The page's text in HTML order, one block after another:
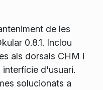
de les
0.8.1. Inclou
als dorsals CHM i
interfície d'usuari.
solucionats a